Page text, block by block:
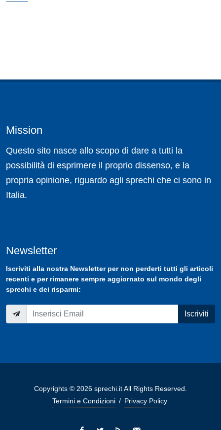
Mission
Questo sito nasce allo scopo di dare a tutti la
possibilità di esprimere il proprio dissenso, e la
propria opinione, riguardo agli sprechi che ci sono in
Italia.
Newsletter
Iscriviti alla nostra Newsletterper non perderti tutti gli articoli
recenti e per rimanere sempre aggiornato sul mondo degli
sprechi e dei risparmi:
Iscriviti
Copyrights © 2026 sprechi.it All Rights Reserved.
Termini e Condizioni / Privacy Policy